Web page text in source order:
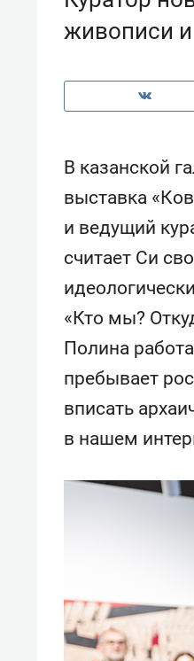
живописи
В казанской
выставка
и ведущий
считает Си
«Кто мы?
Полина
пребывает
вписать
в нашем
Рекомендуем
Как ГК «МИР
создают
комфорта